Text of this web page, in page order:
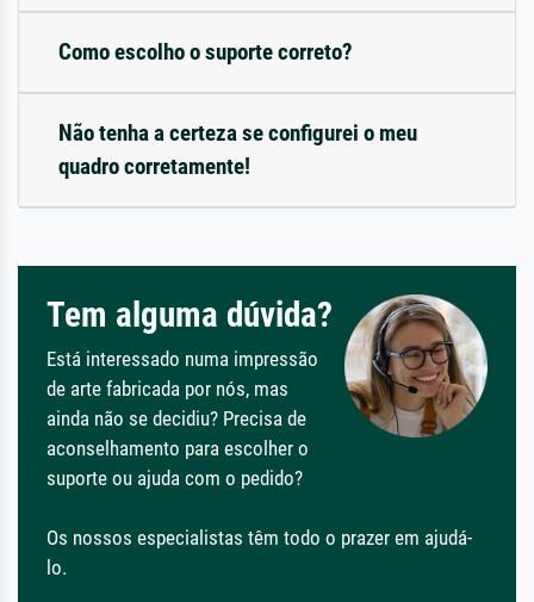
Como escolho o suporte correto?
Não tenha a certeza se configurei o meu
quadro corretamente!
Tem alguma dúvida?
Está interessado numa impressão
de arte fabricada por nós, mas
ainda não se decidiu? Precisa de
aconselhamento para escolher o
suporte ou ajuda com o pedido?
Os nossos especialistas têm todo o prazer em ajudá-
lo.